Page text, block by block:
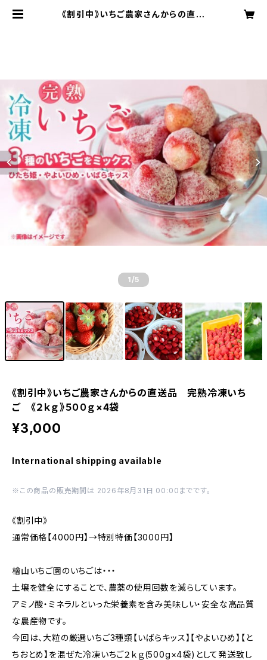
《割引中》いちご農家さんからの直送
1 /5
《割引中》いちご農家さんからの直送品 完熟冷凍いち
ご 《２ｋｇ》５００ｇ×4袋
¥3,000
International shipping available
※この商品の販売期間は 2026年8月31日 00:00までです。
《割引中》
通常価格【4000円】→特別特価【3000円】
檜山いちご園のいちごは・・・
土壌を健全にすることで、農薬の使用回数を減らしています。
アミノ酸・ミネラルといった栄養素を含み美味しい・安全な高品質
な農産物です。
今回は、大粒の厳選いちご3種類【いばらキッス】【やよいひめ】【と
ちおとめ】を混ぜた冷凍いちご２ｋｇ(500g×4袋)として発送致し